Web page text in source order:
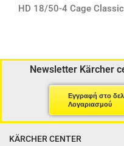
HD 18/50-4 Cage Classic
Newsletter Kärcher
Εγγραφή στο
Λογαριασμού
KÄRCHER CENTER